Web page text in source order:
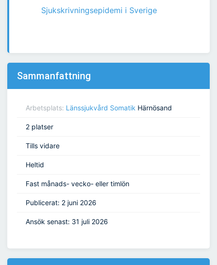
Sjukskrivningsepidemi i Sverige
Sammanfattning
Arbetsplats: Länssjukvård Somatik Härnösand
2 platser
Tills vidare
Heltid
Fast månads- vecko- eller timlön
Publicerat: 2 juni 2026
Ansök senast: 31 juli 2026